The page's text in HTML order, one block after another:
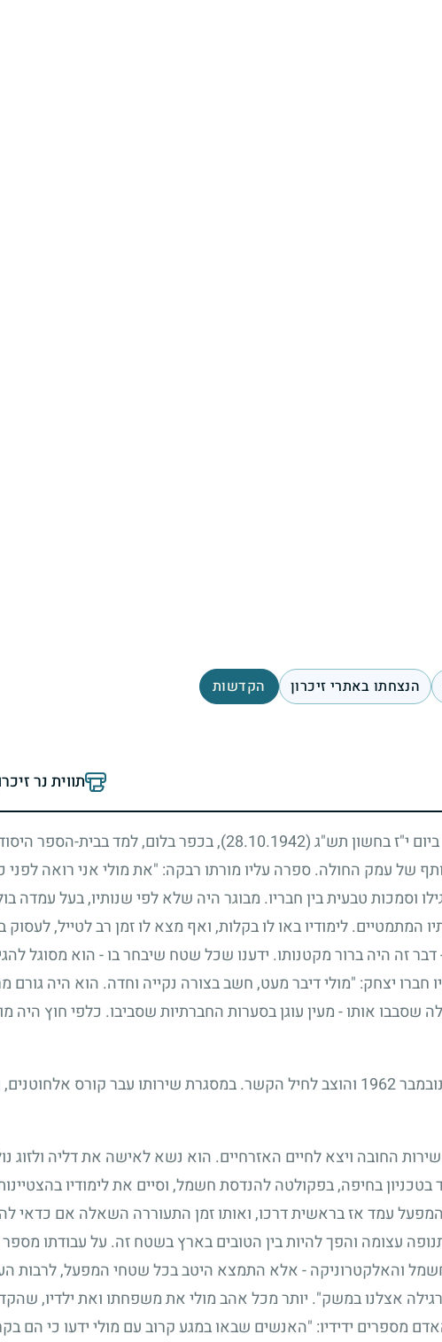
הנצחתו באתרי זיכרון הקדשות
תווית נר
י"ז בחשון תש"ג(28.10.1942)
, בכפר בלום, למד בבית-הספר
של עמק החולה. ספרה עליו מורתו רבקה: "את מולי אני רואה לפני
וסמכות טבעית בין חבריו. מבוגר היה שלא לפי שנותיו, בעל עמדה
המתמטיים. לימודיו באו לו בקלות, ואף מצא לו זמן רב לטייל,
דבר זה היה ברור מקטנותו. ידענו שכל שטח שיבחר בו-הוא מסוגל
חברו יצחק: "מולי דיבר מעט, חשב בצורה נקייה וחדה. הוא היה גורם
שסבבו אותו-מעין עוגן בסערות החברתיות שסביבו. כלפי חוץ היה
1962 והוצב לחיל הקשר. במסגרת שירותו עבר קורס אלחוטנים,
החובה ויצא לחיים האזרחיים. הוא נשא לאישה את דליה ולזוג
בחיפה, בפקולטה להנדסת חשמל, וסיים את לימודיו
עמד אז בראשית דרכו, ואותו זמן התעוררה השאלה אם כדאי
עצומה והפך להיות בין הטובים בארץ בשטח זה. על עבודתו
והאלקטרוניקה-אלא התמצא היטב בכל שטחי המפעל, לרבות
אצלנו במשק". יותר מכל אהב מולי את משפחתו ואת ילדיו,
מספרים ידידיו: "האנשים שבאו במגע קרוב עם מולי ידעו כי הם